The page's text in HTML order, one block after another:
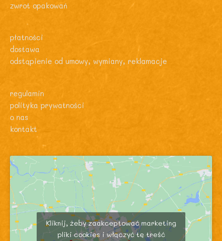
zwrot opakowań
płatności
dostawa
odstąpienie od umowy, wymiany, reklamacje
regulamin
polityka prywatności
o nas
kontakt
Kliknij, żeby zaakceptować marketing
pliki cookies i włączyć tę treść